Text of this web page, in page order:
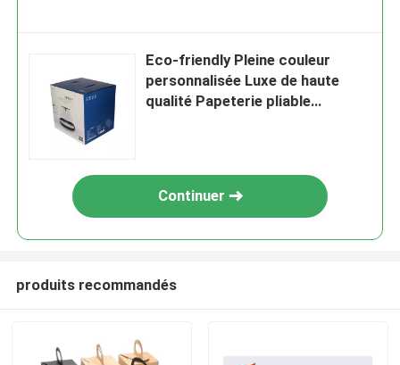
Eco-friendly Pleine couleur
personnalisée Luxe de haute
qualité Papeterie pliable
Continuer
produits recommandés